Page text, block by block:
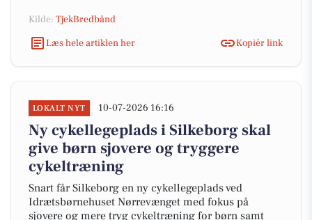
Kilde: TjekBredbånd
Læs hele artiklen her
Kopiér link
LOKALT NYT 10-07-2026 16:16
Ny cykellegeplads i Silkeborg skal
give børn sjovere og tryggere
cykeltræning
Snart får Silkeborg en ny cykellegeplads ved
Idrætsbørnehuset Nørrevænget med fokus på
sjovere og mere tryg cykeltræning for børn samt